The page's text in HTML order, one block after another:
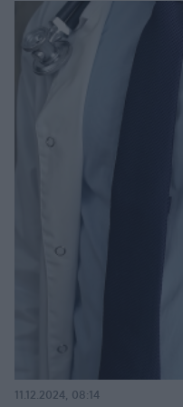
11.12.2024, 08:14